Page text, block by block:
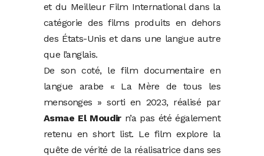
et du Meilleur Film International dans la
catégorie des films produits en dehors
des États-Unis et dans une langue autre
que l’anglais.
De son coté, le film documentaire en
langue arabe « La Mère de tous les
mensonges » sorti en 2023, réalisé par
Asmae El Moudirn’a pas été également
retenu en short list. Le film explore la
quête de vérité de la réalisatrice dans ses